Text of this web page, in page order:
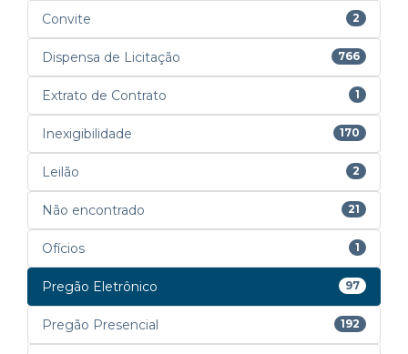
Convite 2
Dispensa de Licitação 766
Extrato de Contrato 1
Inexigibilidade 170
Leilão 2
Não encontrado 21
Ofícios 1
Pregão Eletrônico 97
Pregão Presencial 192